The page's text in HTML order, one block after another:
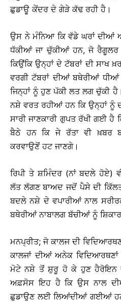
ਛੁਡਾਊ ਕੇਂਦਰ ਦੇ ਗੇੜੇ ਕੱਢ ਰਹੀ ਹੈ।
ਉਸ ਨੇ ਮੰਨਿਆ ਕਿ ਵੱਡੇ ਘਰਾਂ ਦੀਆਂ
ਧੱਕੀਆਂ ਜਾ ਚੁੱਕੀਆਂ ਹਨ, ਜੋ
ਕਿਉਂਕਿ ਉਨ੍ਹਾਂ ਦੇ ਟੱਬਰਾਂ ਦੀ ਸਾਖ
ਵਰਗੀ ਟੱਬਰਾਂ ਦੀਆਂ ਬਥੇਰੀਆਂ
ਜਿਨ੍ਹਾਂ ਨੂੰ ਹੁਣ ਪੱਕੀ ਲਤ ਲਗ ਚੁੱਕੀ
ਨਸ਼ੇ ਵਰਤ ਰਹੀਆਂ ਹਨ ਕਿ ਉਨ੍ਹਾਂ ਨੂੰ
ਸਾਰੀ ਜਾਣਕਾਰੀ ਗੁਪਤ ਰੱਖੀ ਗਈ ਹੈ
ਬੈਠੇ ਹਨ ਕਿ ਜੇ ਰੱਤਾ ਵੀ ਖ਼ਬਰ
ਕਰਵਾਉਣੋਂ ਹਟ ਜਾਣਗੇ।
ਰਿਪੀ ਤੇ ਸ਼ਮਿੰਦਰ (ਨਾਂ ਬਦਲੇ ਹੋਏ)
ਲੱਤ ਲੱਗਣ ਬਾਅਦ ਜਦੋਂ ਪੈਸੇ ਦੀ
ਬਦਲੇ ਨਸ਼ੇ ਦੇ ਵਪਾਰੀਆਂ ਨਾਲ
ਬਥੇਰੀਆਂ ਨਾਬਾਲਗ ਬੱਚੀਆਂ ਨੂੰ
ਮਨਪ੍ਰੀਤ; ਜੋ ਕਾਲਜ ਦੀ
ਕਾਲਜਾਂ ਦੀਆਂ ਅਨੇਕ
ਮੋਟੇ ਨਸ਼ੇ ਤੋਂ ਸ਼ੁਰੂ ਹੋ ਕੇ ਹੁਣ ਹੈਰੋਇਨ
ਅਫ਼ਸੋਸ ਇਹ ਹੈ ਕਿ ਉਸ ਨਾਲ
ਛੁਡਾਉਣ ਲਈ ਲਿਆਂਦੀਆਂ ਗਈਆਂ